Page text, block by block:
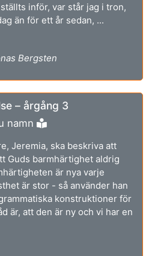
inför, var står jag i tron,
än för ett år sedan, ...
Bergsten
– årgång 3
namn
Jeremia, ska beskriva att
Guds barmhärtighet aldrig
är nya varje
är stor - så använder han
konstruktioner för
är, att den är ny och vi har en